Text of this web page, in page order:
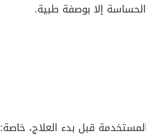
إلا بوصفة طبية.
قبل بدء العلاج، خاصة: